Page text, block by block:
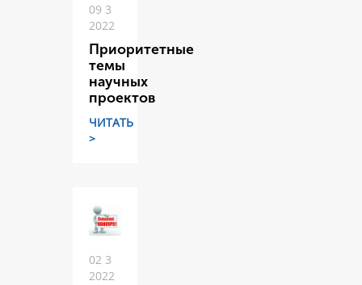
09 3
2022
Приоритетные
темы
научных
проектов
ЧИТАТЬ
>
02 3
2022